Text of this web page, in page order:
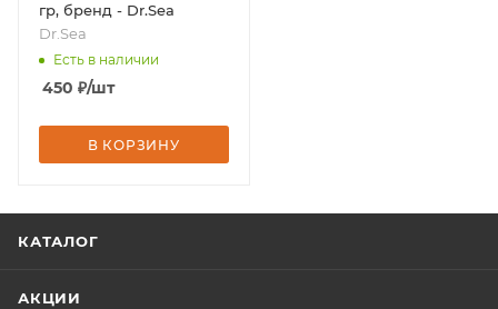
гр, бренд - Dr.Sea
Dr.Sea
Есть в наличии
450 ₽/шт
В КОРЗИНУ
КАТАЛОГ
АКЦИИ